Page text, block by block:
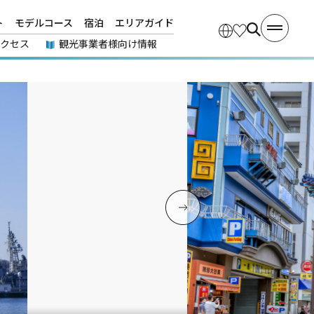
モデルコース 宿泊
エリアガイド
セス
観光事業者様向け情報